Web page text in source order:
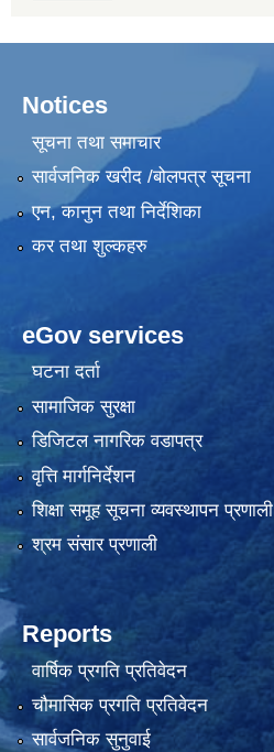
Notices
सूचना तथा समाचार
सार्वजनिक खरीद /बोलपत्र सूचना
एन, कानुन तथा निर्देशिका
कर तथा शुल्कहरु
eGov services
घटना दर्ता
सामाजिक सुरक्षा
डिजिटल नागरिक वडापत्र
वृत्ति मार्गनिर्देशन
शिक्षा समूह सूचना व्यवस्थापन प्रणाली
श्रम संसार प्रणाली
Reports
वार्षिक प्रगति प्रतिवेदन
चौमासिक प्रगति प्रतिवेदन
सार्वजनिक सुनुवाई